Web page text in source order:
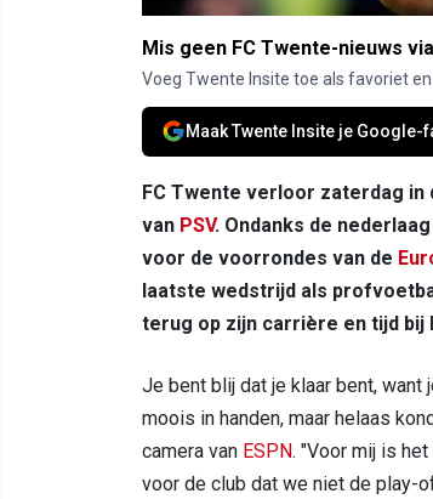
Mis geen FC Twente-nieuws
Voeg Twente Insite toe als favoriet
Maak Twente Insite je Google-
FC Twente verloor zaterdag
van PSV. Ondanks de
voor de voorrondes van de
laatste wedstrijd als
terug op zijn carrière en tijd bij
Je bent blij dat je klaar bent, want
moois in handen, maar helaas
camera van ESPN. "Voor mij is
voor de club dat we niet de play-